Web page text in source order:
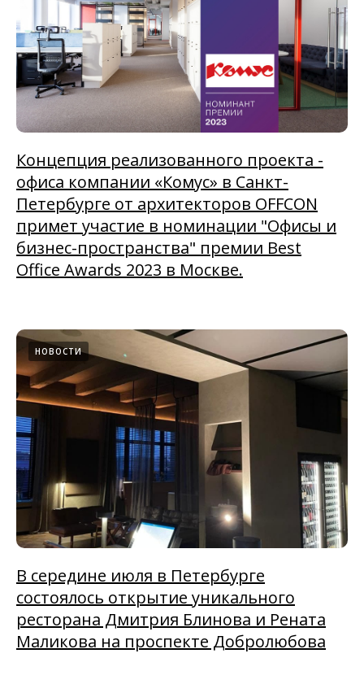
Концепция реализованного проекта -
офиса компании «Комус» в Санкт-
Петербурге от архитекторов OFFCON
примет участие в номинации "Офисы и
бизнес-пространства" премии Best
Office Awards 2023 в Москве.
НОВОСТИ
В середине июля в Петербурге
состоялось открытие уникального
ресторана Дмитрия Блинова и Рената
Маликова на проспекте Добролюбова